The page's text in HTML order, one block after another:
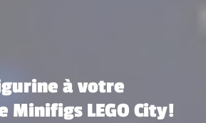
à votre
Minifigs LEGO City!